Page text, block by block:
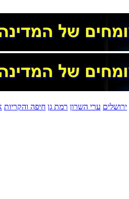
ירושלים ערי השרון רמת גן חיפה והקריות